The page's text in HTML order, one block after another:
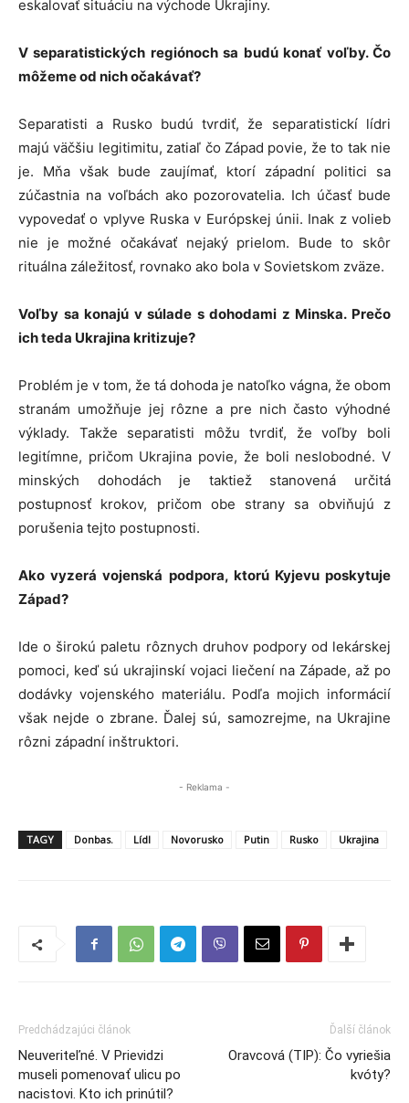
eskalovať situáciu na východe Ukrajiny.
V separatistických regiónoch sa budú konať voľby. Čo
môžeme od nich očakávať?
Separatisti a Rusko budú tvrdiť, že separatistickí lídri
majú väčšiu legitimitu, zatiaľ čo Západ povie, že to tak nie
je. Mňa však bude zaujímať, ktorí západní politici sa
zúčastnia na voľbách ako pozorovatelia. Ich účasť bude
vypovedať o vplyve Ruska v Európskej únii. Inak z volieb
nie je možné očakávať nejaký prielom. Bude to skôr
rituálna záležitosť, rovnako ako bola v Sovietskom zväze.
Voľby sa konajú v súlade s dohodami z Minska. Prečo
ich teda Ukrajina kritizuje?
Problém je v tom, že tá dohoda je natoľko vágna, že obom
stranám umožňuje jej rôzne a pre nich často výhodné
výklady. Takže separatisti môžu tvrdiť, že voľby boli
legitímne, pričom Ukrajina povie, že boli neslobodné. V
minských dohodách je taktiež stanovená určitá
postupnosť krokov, pričom obe strany sa obviňujú z
porušenia tejto postupnosti.
Ako vyzerá vojenská podpora, ktorú Kyjevu poskytuje
Západ?
Ide o širokú paletu rôznych druhov podpory od lekárskej
pomoci, keď sú ukrajinskí vojaci liečení na Západe, až po
dodávky vojenského materiálu. Podľa mojich informácií
však nejde o zbrane. Ďalej sú, samozrejme, na Ukrajine
rôzni západní inštruktori.
- Reklama -
TAGY Donbas. Lídl Novorusko Putin Rusko Ukrajina
Predchádzajúci článok
Neuveriteľné. V Prievidzi
museli pomenovať ulicu po
nacistovi. Kto ich prinútil?
Ďalší článok
Oravcová (TIP): Čo vyriešia
kvóty?